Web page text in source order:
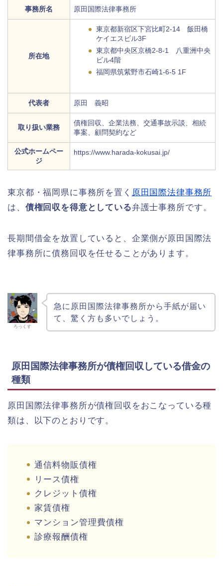
事務所名 原田国際法律事務所
所在地
東京都新宿区下宮比町2-14 飯田橋
ケイエスビル3F
東京都中央区京橋2-8-1 八重洲中央
ビル4階
福岡県筑紫野市石崎1-6-5 1F
代表者 原田 義昭
取り扱い業務
債権回収、企業法務、交通事故示談、相続
事案、顧問契約など
公式ホームペー
ジ
https://www.harada-kokusai.jp/
東京都・福岡県に事務所を置く 原田国際法律事務所
は、 債権回収を得意としている弁護士事務所です。
長期間借金を放置していると、企業側が原田国際法
律事務所に債務回収を任せることがあります。
ろっくす
急に原田国際法律事務所から手紙が届い
て、驚く方も多いでしょう。
原田国際法律事務所が債権回収している借金の
種類
原田国際法律事務所が債権回収をおこなっている種
類は、以下のとおりです。
通信料物販債権
リース債権
クレジット債権
家賃債権
マンション管理費債権
診療報酬債権